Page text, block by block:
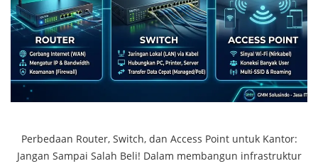
Perbedaan Router, Switch, dan Access Point untuk Kantor:
Jangan Sampai Salah Beli! Dalam membangun infrastruktur